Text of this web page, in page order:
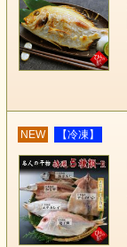
NEW 【冷凍】